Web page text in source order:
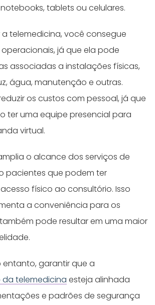
tablets ou celulares.
telemedicina, você consegue
operacionais, já que ela pode
associadas a instalações físicas,
água, manutenção e outras.
os custos com pessoal, já que
ter uma equipe presencial para
virtual.
o alcance dos serviços de
pacientes que podem ter
físico ao consultório. Isso
a conveniência para os
pode resultar em uma maior
entanto, garantir que a
telemedicina esteja alinhada
e padrões de segurança